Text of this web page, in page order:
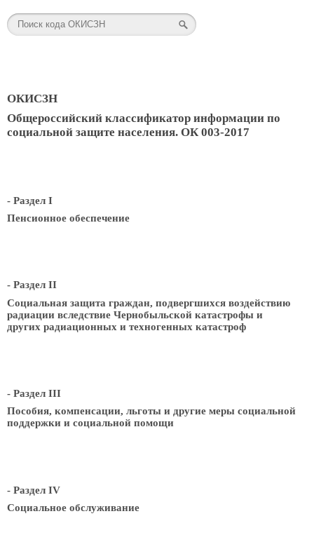
ОКИСЗН
Общероссийский классификатор информации по
социальной защите населения. ОК 003-2017
- Раздел I
Пенсионное обеспечение
- Раздел II
Социальная защита граждан, подвергшихся воздействию
радиации вследствие Чернобыльской катастрофы и
других радиационных и техногенных катастроф
- Раздел III
Пособия, компенсации, льготы и другие меры социальной
поддержки и социальной помощи
- Раздел IV
Социальное обслуживание